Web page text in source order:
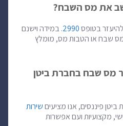
את מס השבח?
בטופס2990. במידה וישנם
שבח או הטבות מס, מומלץ
מס שבח בחברת ביטן
פיננסים, אנו מציעיםשירות
מקצועיות ועם אפשרות